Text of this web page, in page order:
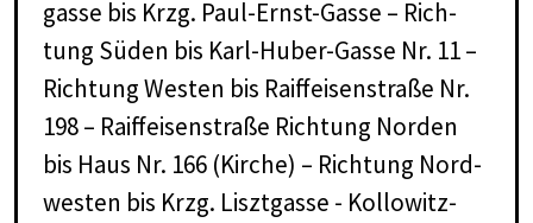
gas­se bis Krzg. Paul-Ernst-Gas­se – Rich­
tung Sü­den bis Karl-Hu­ber-Gas­se Nr. 11 –
Rich­tung Wes­ten bis Raiff­ei­sen­stra­ße Nr.
198 – Raiff­ei­sen­stra­ße Rich­tung Nor­den
bis Haus Nr. 166 (Kir­che) – Rich­tung Nord­
wes­ten bis Krzg. Liszt­gas­se - Kol­lo­witz­